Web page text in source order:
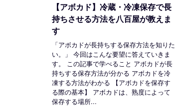
【アボカド】冷蔵・冷凍保存で長
持ちさせる方法を八百屋が教えま
す
「アボカドが長持ちする保存方法を知りた
い。」 今回はこんな要望に答えていきま
す。 この記事で学べること アボカドが長
持ちする保存方法が分かる アボカドを冷
凍する方法がわかる 【アボカドを保存す
る際の基本】 アボカドは、熟度によって
保存する場所...